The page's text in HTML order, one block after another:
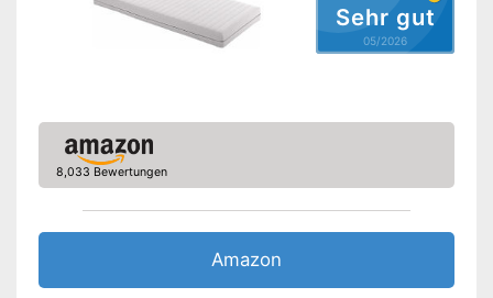
Sehr gut
05/2026
8,033 Bewertungen
Amazon